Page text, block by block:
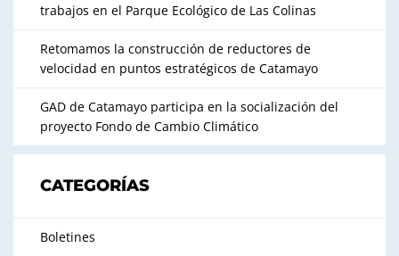
trabajos en el Parque Ecológico de Las Colinas
Retomamos la construcción de reductores de
velocidad en puntos estratégicos de Catamayo
GAD de Catamayo participa en la socialización del
proyecto Fondo de Cambio Climático
CATEGORÍAS
Boletines